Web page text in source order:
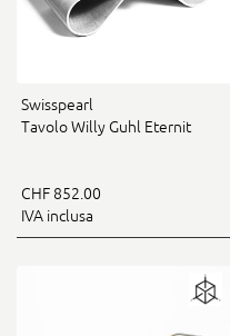
Swisspearl
Tavolo Willy Guhl Eternit
CHF 852.00
IVA inclusa